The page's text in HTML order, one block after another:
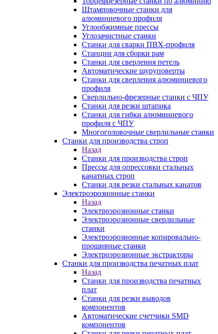
Штамповочные станки для
алюминиевого профиля
Углообжимные прессы
Углозачистные станки
Станки для сварки ПВХ-профиля
Станции для сборки рам
Станки для сверления петель
Автоматические шуруповерты
Станки для сверления алюминиевого
профиля
Сверлильно-фрезерные станки с ЧПУ
Станки для резки штапика
Станки для гибки алюминиевого
профиля с ЧПУ
Многоголовочные сверлильные станки
Станки для производства строп
Назад
Станки для производства строп
Прессы для опрессовки стальных
канатных строп
Станки для резки стальных канатов
Электроэрозионные станки
Назад
Электроэрозионные станки
Электроэрозионные сверлильные
станки
Электроэрозионные копировально-
прошивные станки
Электроэрозионные экстракторы
Станки для производства печатных плат
Назад
Станки для производства печатных
плат
Станки для резки выводов
компонентов
Автоматические счетчики SMD
компонентов